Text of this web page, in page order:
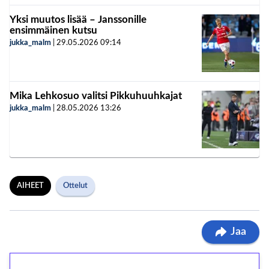
Yksi muutos lisää – Janssonille
ensimmäinen kutsu
jukka_malm 29.05.2026 09:14
Mika Lehkosuo valitsi Pikkuhuuhkajat
jukka_malm 28.05.2026 13:26
AIHEET Ottelut
Jaa